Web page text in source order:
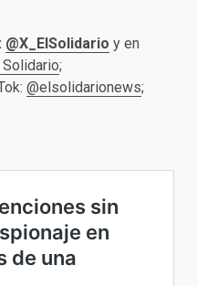
@X_ElSolidario y en
Solidario;
@elsolidarionews;